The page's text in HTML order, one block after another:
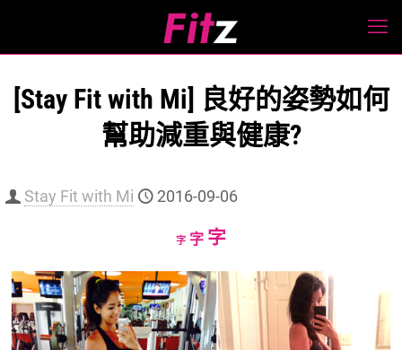
[Stay Fit with Mi] 良好的姿勢如何
幫助減重與健康?
Stay Fit with Mi 2016-09-06
字Decrease
size.
字Reset
size.
字Increase
size.